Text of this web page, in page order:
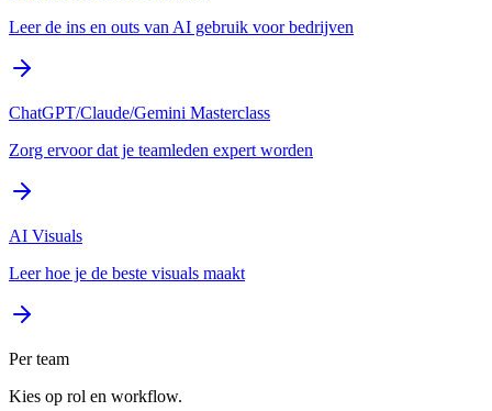
Leer de ins en outs van AI gebruik voor bedrijven
ChatGPT/Claude/Gemini Masterclass
Zorg ervoor dat je teamleden expert worden
AI Visuals
Leer hoe je de beste visuals maakt
Per team
Kies op rol en workflow.